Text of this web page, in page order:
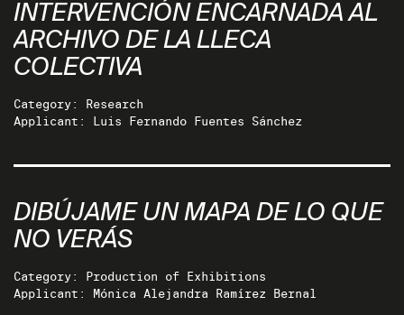
INTERVENCIÓN ENCARNADA AL
ARCHIVO DE LA LLECA
COLECTIVA
Category: Research
Applicant: Luis Fernando Fuentes Sánchez
DIBÚJAME UN MAPA DE LO QUE
NO VERÁS
Category: Production of Exhibitions
Applicant: Mónica Alejandra Ramírez Bernal